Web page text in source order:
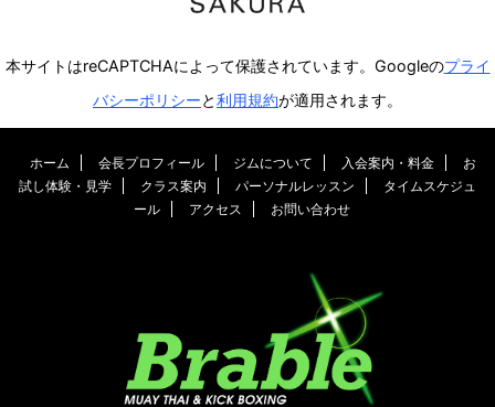
本サイトはreCAPTCHAによって保護されています。Googleのプライ
バシーポリシーと利用規約が適用されます。
ホーム 会長プロフィール ジムについて 入会案内・料金
お
試し体験・見学
クラス案内 パーソナルレッスン
タイムスケジュ
ール
アクセス お問い合わせ